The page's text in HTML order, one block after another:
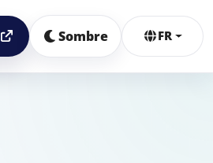
Sombre FR